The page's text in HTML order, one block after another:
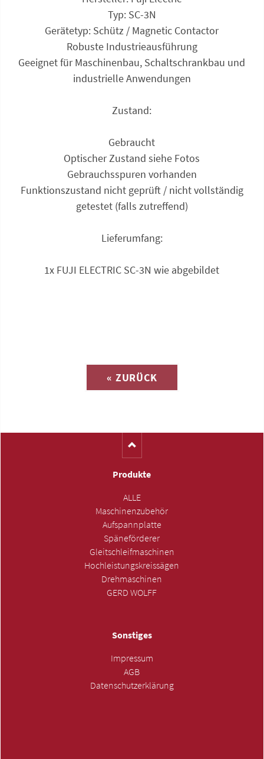
Typ: SC-3N
Gerätetyp: Schütz / Magnetic Contactor
Robuste Industrieausführung
Geeignet für Maschinenbau, Schaltschrankbau und
industrielle Anwendungen
Zustand:
Gebraucht
Optischer Zustand siehe Fotos
Gebrauchsspuren vorhanden
Funktionszustand nicht geprüft / nicht vollständig
getestet (falls zutreffend)
Lieferumfang:
1x FUJI ELECTRIC SC-3N wie abgebildet
« ZURÜCK
Produkte
ALLE
Maschinenzubehör
Aufspannplatte
Späneförderer
Gleitschleifmaschinen
Hochleistungskreissägen
Drehmaschinen
GERD WOLFF
Sonstiges
Impressum
AGB
Datenschutzerklärung